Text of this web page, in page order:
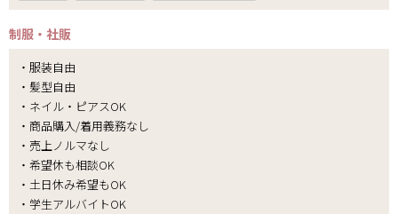
制服・社販
・服装自由
・髪型自由
・ネイル・ピアスOK
・商品購入/着用義務なし
・売上ノルマなし
・希望休も相談OK
・土日休み希望もOK
・学生アルバイトOK